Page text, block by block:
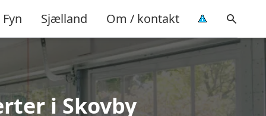
Fyn Sjælland Om / kontakt
i Skovby